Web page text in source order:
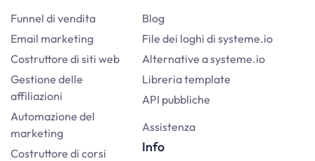
Funnel di vendita
Email marketing
Costruttore di siti web
Gestione delle
affiliazioni
Automazione del
marketing
Costruttore di corsi
Blog
File dei loghi di systeme.io
Alternative a systeme.io
Libreria template
API pubbliche
Assistenza
Info